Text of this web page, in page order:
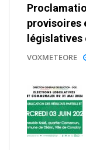
provisoires
législatives
VOXMETEORE